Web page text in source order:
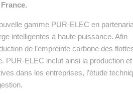
gamme PUR-ELEC en
intelligentes à haute puissance. Afin
de l’empreinte carbone des
PUR-ELEC inclut ainsi la production
dans les entreprises, l’étude